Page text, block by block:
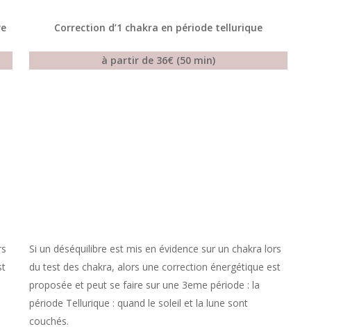
Correction d’1 chakra en période tellurique
à partir de 36€ (50 min)
Si un déséquilibre est mis en évidence sur un chakra lors
du test des chakra, alors une correction énergétique est
proposée et peut se faire sur une 3eme période : la
période Tellurique : quand le soleil et la lune sont
couchés.